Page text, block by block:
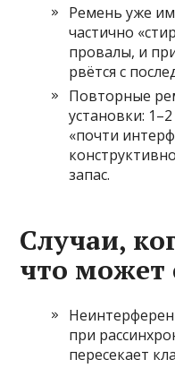
Ремень уже
частично
провалы, и
рвётся с
Повторные
установки:
«почти
запас.
Случаи,
что может
при
пересекает